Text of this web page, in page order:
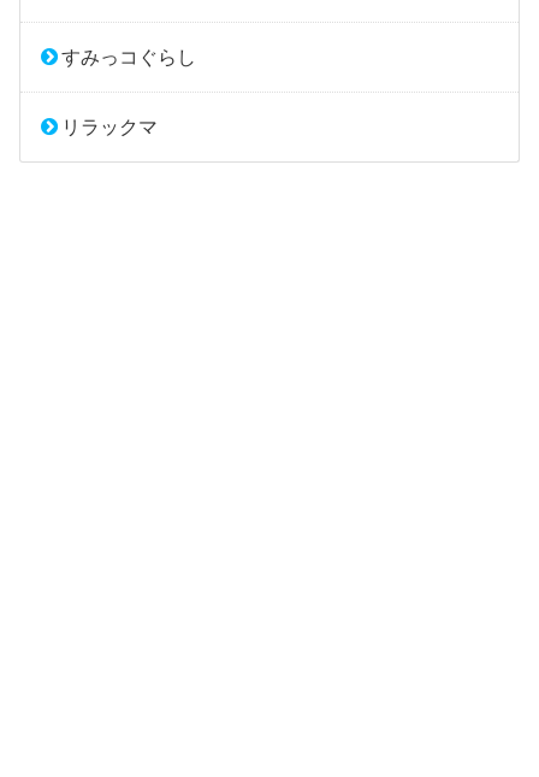
すみっコぐらし
リラックマ